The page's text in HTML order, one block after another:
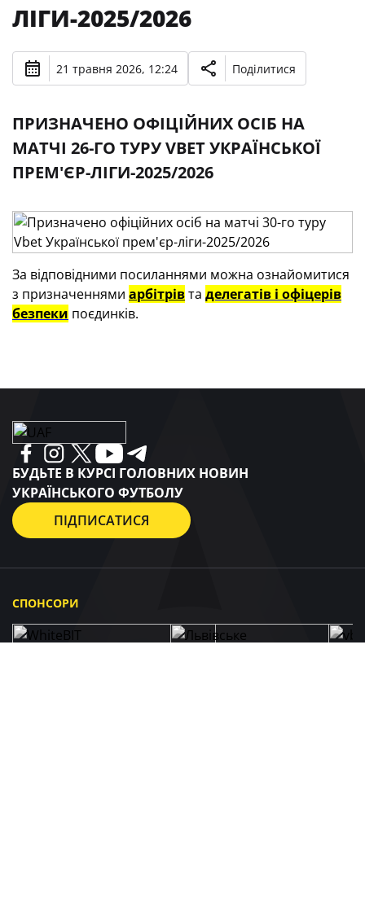
ЛІГИ-2025/2026
21 травня 2026, 12:24 Поділитися
ПРИЗНАЧЕНО ОФІЦІЙНИХ ОСІБ НА
МАТЧІ 26-ГО ТУРУ VBET УКРАЇНСЬКОЇ
ПРЕМ'ЄР-ЛІГИ-2025/2026
За відповідними посиланнями можна ознайомитися
з призначеннями арбітрівта делегатів і офіцерів
безпеки поєдинків.
БУДЬТЕ В КУРСІ ГОЛОВНИХ НОВИН
УКРАЇНСЬКОГО ФУТБОЛУ
ПІДПИСАТИСЯ
СПОНСОРИ